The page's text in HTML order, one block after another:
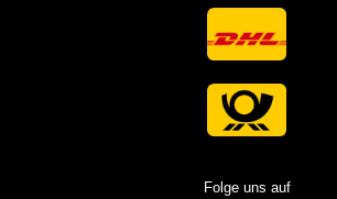
Folge uns auf